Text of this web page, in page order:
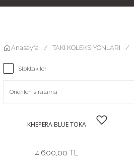
Anasayfa TAKI KOLEKSİYONLARI
Stoktakiler
KHEPERA BLUE TOKA
4.600,00 TL